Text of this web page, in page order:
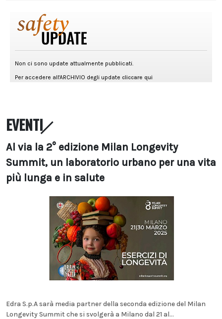
EVENTI
Al via la 2° edizione Milan Longevity
Summit, un laboratorio urbano per una vita
più lunga e in salute
Edra S.p.A sarà media partner della seconda edizione del Milan
Longevity Summit che si svolgerà a Milano dal 21 al...